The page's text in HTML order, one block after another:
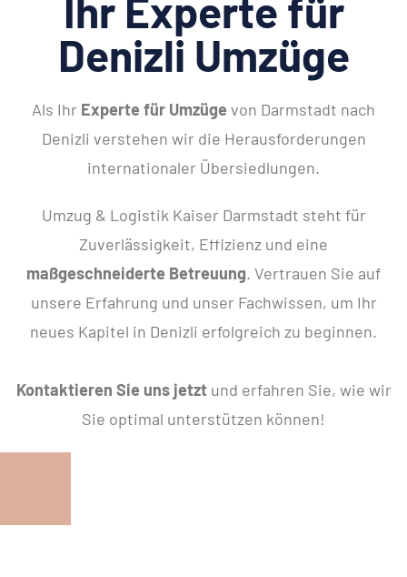
Ihr Experte für
Denizli Umzüge
Als Ihr Experte für Umzüge von Darmstadt nach
Denizli verstehen wir die Herausforderungen
internationaler Übersiedlungen.
Umzug & Logistik Kaiser Darmstadt steht für
Zuverlässigkeit, Effizienz und eine
maßgeschneiderte Betreuung. Vertrauen Sie auf
unsere Erfahrung und unser Fachwissen, um Ihr
neues Kapitel in Denizli erfolgreich zu beginnen.
Kontaktieren Sie uns jetztund erfahren Sie, wie wir
Sie optimal unterstützen können!